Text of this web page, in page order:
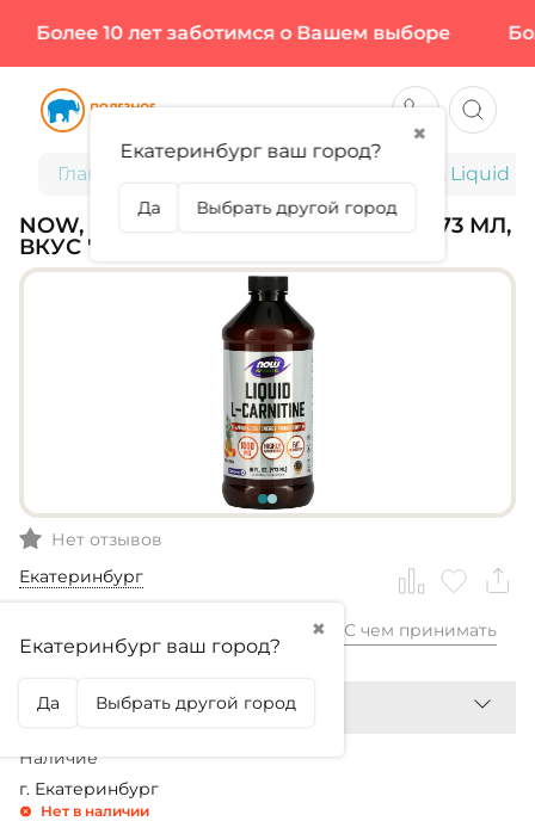
Более 10 лет заботимся о Вашем выборе
Главная NOW, Liquid
NOW, LIQUID L-CARNITINE 1000 МГ, 473 МЛ,
ВКУС "ЦИТРУС" (63 ПОРЦИИ)
Нет отзывов
Екатеринбург
✖
Екатеринбург ваш город?
Да Выбрать другой город
2 980,99₽ С чем принимать
Наличие
г. Екатеринбург
Нет в наличии
✖
Екатеринбург ваш город?
Да Выбрать другой город